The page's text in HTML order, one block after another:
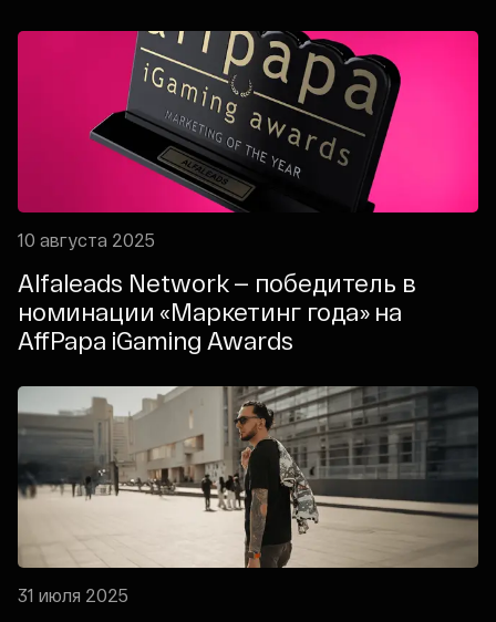
10 августа 2025
Alfaleads Network — победитель в
номинации «Маркетинг года» на
AffPapa iGaming Awards
31 июля 2025